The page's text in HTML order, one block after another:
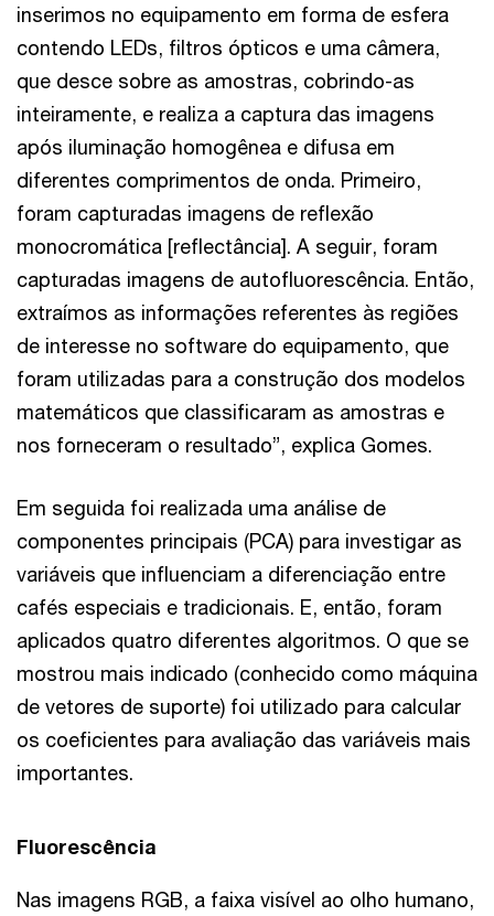
inserimos no equipamento em forma de esfera
contendo LEDs, filtros ópticos e uma câmera,
que desce sobre as amostras, cobrindo-as
inteiramente, e realiza a captura das imagens
após iluminação homogênea e difusa em
diferentes comprimentos de onda. Primeiro,
foram capturadas imagens de reflexão
monocromática [reflectância]. A seguir, foram
capturadas imagens de autofluorescência. Então,
extraímos as informações referentes às regiões
de interesse no software do equipamento, que
foram utilizadas para a construção dos modelos
matemáticos que classificaram as amostras e
nos forneceram o resultado”, explica Gomes.
Em seguida foi realizada uma análise de
componentes principais (PCA) para investigar as
variáveis que influenciam a diferenciação entre
cafés especiais e tradicionais. E, então, foram
aplicados quatro diferentes algoritmos. O que se
mostrou mais indicado (conhecido como máquina
de vetores de suporte) foi utilizado para calcular
os coeficientes para avaliação das variáveis mais
importantes.
Fluorescência
Nas imagens RGB, a faixa visível ao olho humano,